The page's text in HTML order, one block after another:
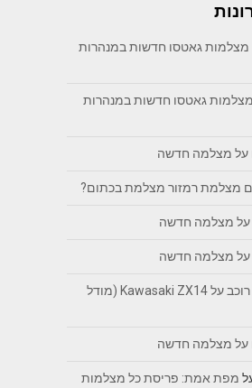
מצלמות גאטסו חדשות במנהרות
גאטסו חדשות במנהרות
על מצלמה חדשה
מצלמת רמזור מצלמת בכתום?
על מצלמה חדשה
על מצלמה חדשה
מיצו רוכב על Kawasaki ZX14 (מודל
על מצלמה חדשה
מפת אמת: פריסת כל מצלמות